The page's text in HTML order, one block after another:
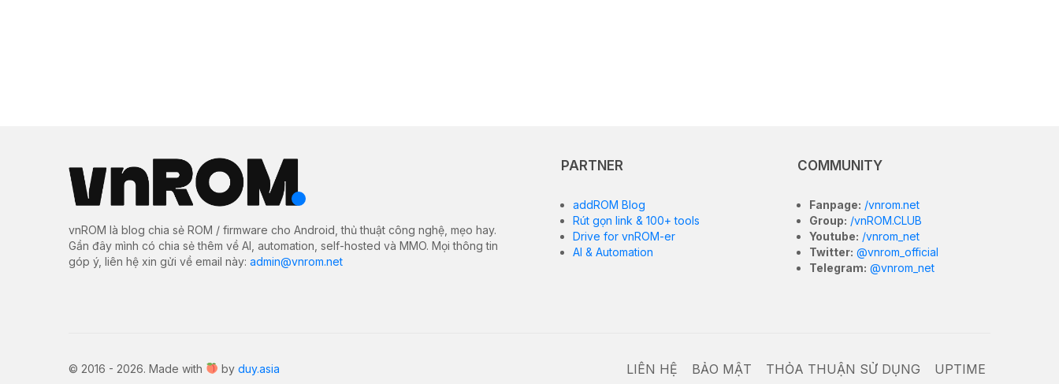
vnROM là blog chia sẻ ROM / firmware cho Android, thủ thuật công nghệ, mẹo hay.
Gần đây mình có chia sẻ thêm về AI, automation, self-hosted và MMO. Mọi thông tin
góp ý, liên hệ xin gửi về email này: admin@vnrom.net
PARTNER
addROM Blog
Rút gọn link & 100+ tools
Drive for vnROM-er
AI & Automation
COMMUNITY
Fanpage: /vnrom.net
Group: /vnROM.CLUB
Youtube: /vnrom_net
Twitter: @vnrom_official
Telegram: @vnrom_net
© 2016 - 2026. Made with by duy.asia LIÊN HỆ BẢO MẬT THỎA THUẬN SỬ DỤNG UPTIME